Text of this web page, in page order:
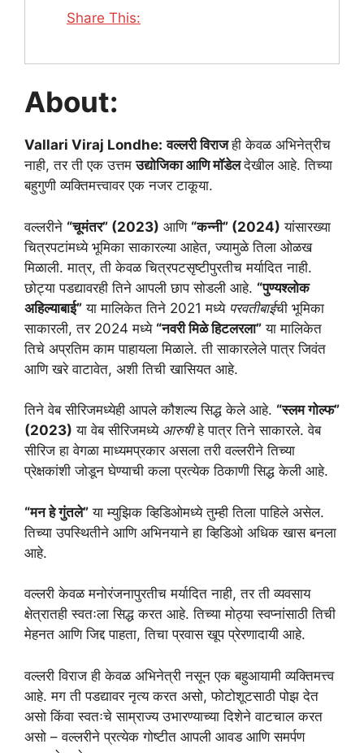
Share This:
About:
Vallari Viraj Londhe: वल्लरी विराजही केवळ अभिनेत्रीच
नाही, तर ती एक उत्तमउद्योजिका आणि मॉडेलदेखील आहे. तिच्या
बहुगुणी व्यक्तिमत्त्वावर एक नजर टाकूया.
वल्लरीने “चूमंतर” (2023) आणि “कन्नी” (2024) यांसारख्या
चित्रपटांमध्ये भूमिका साकारल्या आहेत, ज्यामुळे तिला ओळख
मिळाली. मात्र, ती केवळ चित्रपटसृष्टीपुरतीच मर्यादित नाही.
छोट्या पडद्यावरही तिने आपली छाप सोडली आहे. “पुण्यश्लोक
अहिल्याबाई” या मालिकेत तिने 2021 मध्ये परवतीबाईची भूमिका
साकारली, तर 2024 मध्ये “नवरी मिळे हिटलरला” या मालिकेत
तिचे अप्रतिम काम पाहायला मिळाले. ती साकारलेले पात्र जिवंत
आणि खरे वाटावेत, अशी तिची खासियत आहे.
तिने वेब सीरिजमध्येही आपले कौशल्य सिद्ध केले आहे. “स्लम गोल्फ”
(2023) या वेब सीरिजमध्ये आरुषीहे पात्र तिने साकारले. वेब
सीरिज हा वेगळा माध्यमप्रकार असला तरी वल्लरीने तिच्या
प्रेक्षकांशी जोडून घेण्याची कला प्रत्येक ठिकाणी सिद्ध केली आहे.
“मन हे गुंतले” या म्युझिक व्हिडिओमध्ये तुम्ही तिला पाहिले असेल.
तिच्या उपस्थितीने आणि अभिनयाने हा व्हिडिओ अधिक खास बनला
आहे.
वल्लरी केवळ मनोरंजनापुरतीच मर्यादित नाही, तर ती व्यवसाय
क्षेत्रातही स्वतःला सिद्ध करत आहे. तिच्या मोठ्या स्वप्नांसाठी तिची
मेहनत आणि जिद्द पाहता, तिचा प्रवास खूप प्रेरणादायी आहे.
वल्लरी विराज ही केवळ अभिनेत्री नसून एक बहुआयामी व्यक्तिमत्त्व
आहे. मग ती पडद्यावर नृत्य करत असो, फोटोशूटसाठी पोझ देत
असो किंवा स्वतःचे साम्राज्य उभारण्याच्या दिशेने वाटचाल करत
असो – वल्लरीने प्रत्येक गोष्टीत आपली आवड आणि समर्पण